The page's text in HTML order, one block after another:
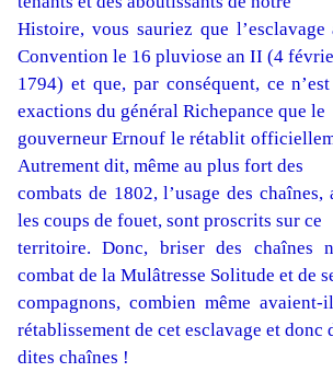
Histoire, vous sauriez que
Convention le 16 pluviose an II (4
1794) et que, par conséquent, ce
exactions du général Richepance que le
gouverneur Ernouf le rétablit
Autrement dit, même au plus fort des
combats de 1802, l’usage des chaînes,
les coups de fouet, sont proscrits sur ce
territoire. Donc, briser des chaînes
combat de la Mulâtresse Solitude et de
compagnons, combien même
rétablissement de cet esclavage et donc
dites chaînes !